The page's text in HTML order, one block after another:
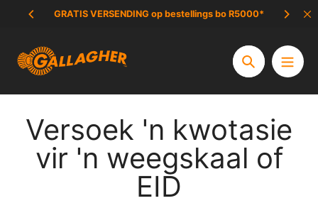
Slaan
inhoud
GRATIS VERSENDING op bestellings bo R5000*
Soek
Versoek 'n kwotasie
vir 'n weegskaal of
EID